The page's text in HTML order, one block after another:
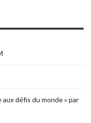
défis du monde » par